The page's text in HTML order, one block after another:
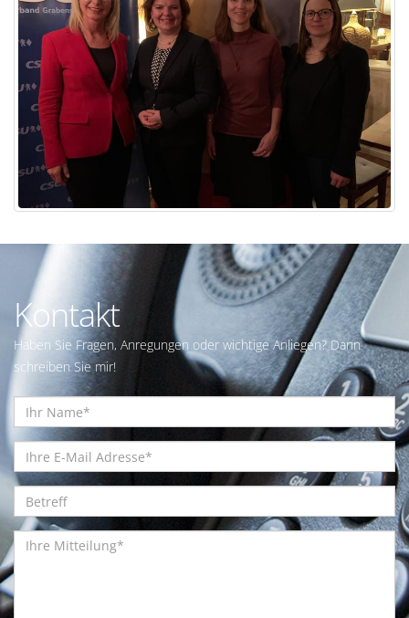
Kontakt
Haben Sie Fragen, Anregungen oder wichtige Anliegen? Dann
schreiben Sie mir!